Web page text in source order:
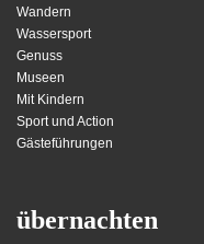
Wandern
Wassersport
Genuss
Museen
Mit Kindern
Sport und Action
Gästeführungen
übernachten